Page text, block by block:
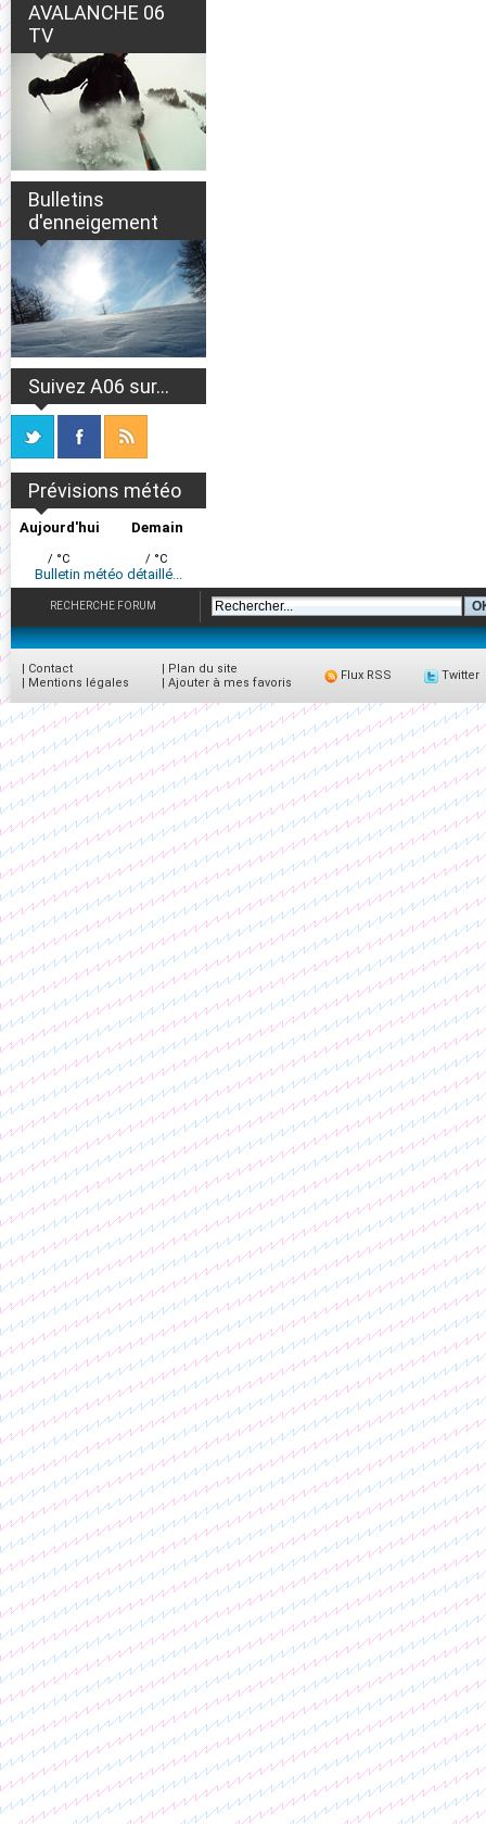
AVALANCHE 06
TV
Bulletins
d'enneigement
Suivez A06 sur...
Prévisions météo
Aujourd'hui
/ °C
Demain
/ °C
Bulletin météo détaillé...
RECHERCHE FORUM
| Contact
| Mentions légales
| Plan du site
| Ajouter à mes favoris
Flux RSS Twitter